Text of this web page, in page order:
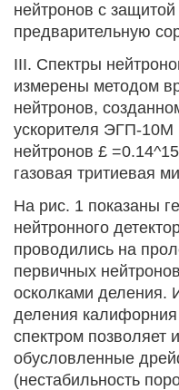
нейтронов с
предварительную
III. Спектры
измерены методом
нейтронов,
ускорителя ЭГП-10М
нейтронов £
газовая тритиевая
На рис. 1 показаны
нейтронного
проводились на
первичных
осколками деления.
деления
спектром позволяет
обусловленные
(нестабильность